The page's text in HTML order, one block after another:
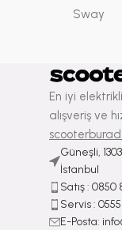
Sway
En iyi
alışveriş ve
Güneşli,
İstanbul
Satış : ⁠0850
Servis :
E-Posta: